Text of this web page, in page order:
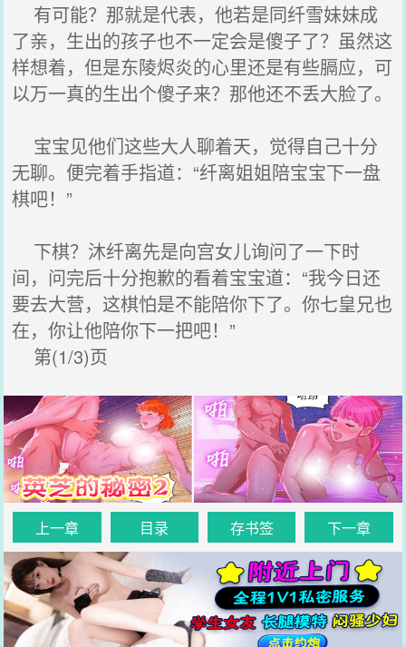
有可能？那就是代表，他若是同纤雪妹妹成
了亲，生出的孩子也不一定会是傻子了？虽然这
样想着，但是东陵烬炎的心里还是有些膈应，可
以万一真的生出个傻子来？那他还不丢大脸了。
宝宝见他们这些大人聊着天，觉得自己十分
无聊。便完着手指道：“纤离姐姐陪宝宝下一盘
棋吧！”
下棋？沐纤离先是向宫女儿询问了一下时
间，问完后十分抱歉的看着宝宝道：“我今日还
要去大营，这棋怕是不能陪你下了。你七皇兄也
在，你让他陪你下一把吧！”
第(1/3)页
上一章 目录 存书签 下一章